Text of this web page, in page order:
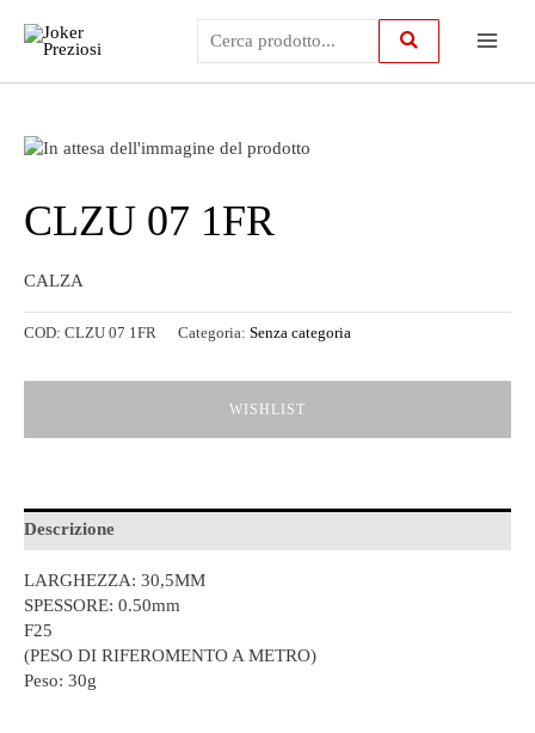
contenuto
CLZU 07 1FR
CALZA
COD: CLZU 07 1FR Categoria: Senza categoria
WISHLIST
Descrizione
LARGHEZZA: 30,5MM
SPESSORE: 0.50mm
F25
(PESO DI RIFEROMENTO A METRO)
Peso: 30g